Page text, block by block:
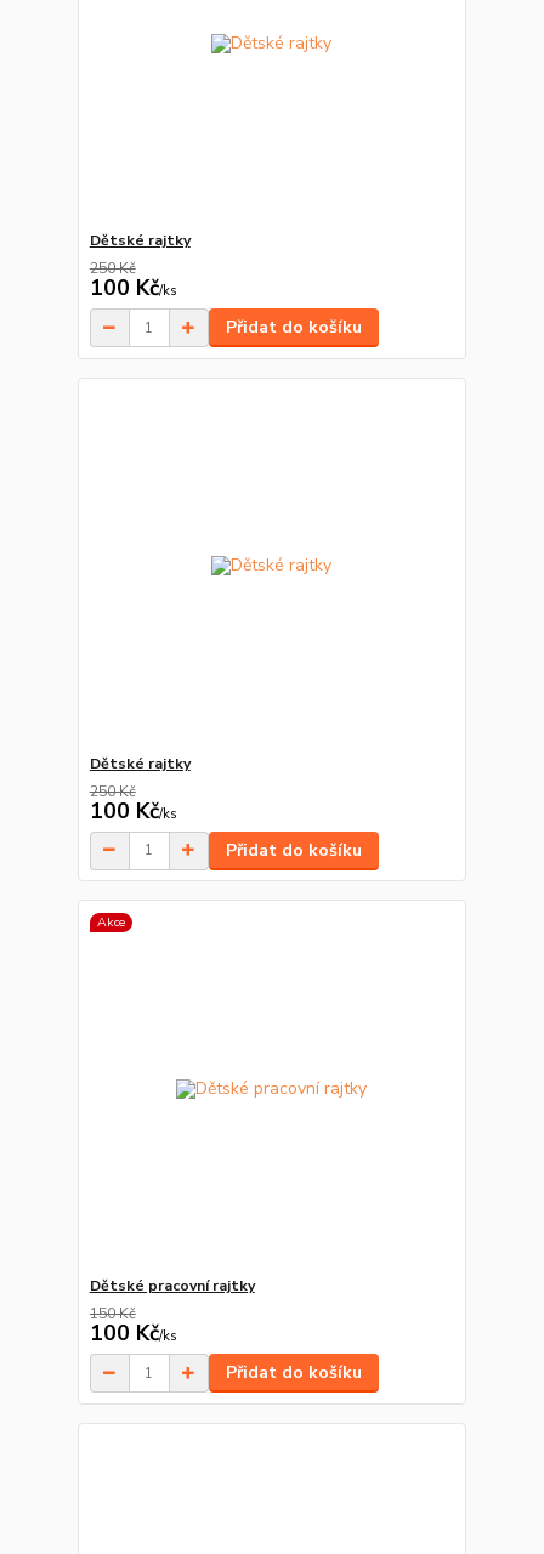
Dětské rajtky
250 Kč
100 Kč/ks
Přidat do košíku
Dětské rajtky
250 Kč
100 Kč/ks
Přidat do košíku
Akce
Dětské pracovní rajtky
150 Kč
100 Kč/ks
Přidat do košíku